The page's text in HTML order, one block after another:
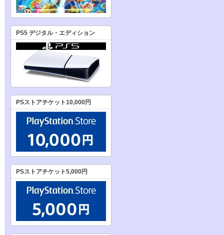
PS5 デジタル・エディション
PSストアチケット10,000円
PSストアチケット5,000円